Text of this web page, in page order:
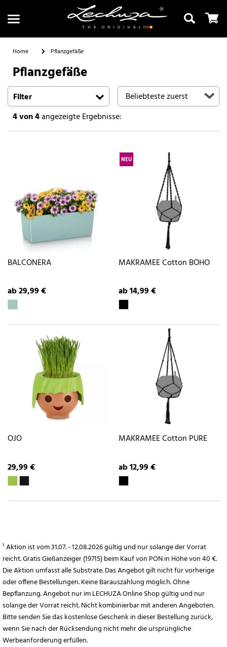
Suchen
Home Pflanzgefäße
Pflanzgefäße
Filter
4von 4angezeigte Ergebnisse:
BALCONERA
ab 29,99 €
NEU
MAKRAMEE Cotton BOHO
ab 14,99 €
OJO
29,99 €
MAKRAMEE Cotton PURE
ab 12,99 €
¹ Aktion ist vom 31.07. - 12.08.2026 gültig und nur solange der Vorrat
reicht. Gratis Gießanzeiger (19715) beim Kauf von PON in Höhe von 40 €.
Die Aktion umfasst alle Substrate. Das Angebot gilt nicht für vorherige
oder offene Bestellungen. Keine Barauszahlung möglich. Ohne
Bepflanzung. Angebot nur im LECHUZA Online Shop gültig und nur
solange der Vorrat reicht. Nicht kombinierbar mit anderen Angeboten.
Bitte senden Sie das kostenlose Geschenk in dieser Bestellung zurück,
wenn Sie nach der Rücksendung nicht mehr die ursprüngliche
Werbeanforderung erfüllen.